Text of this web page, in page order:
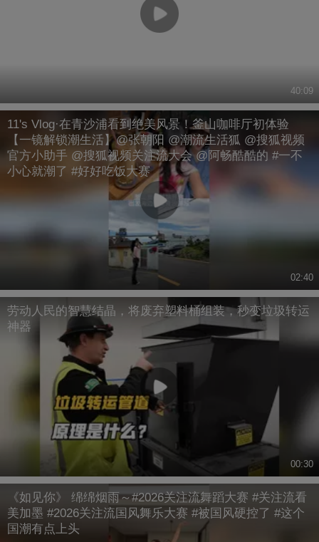
40:09
11's Vlog·在青沙浦看到绝美风景！釜山咖啡厅初体验
【一镜解锁潮生活】@张朝阳 @潮流生活狐 @搜狐视频
官方小助手 @搜狐视频关注流大会 @阿畅酷酷的 #一不
小心就潮了 #好好吃饭大赛
02:40
劳动人民的智慧结晶，将废弃塑料桶组装，秒变垃圾转运
神器
00:30
《如见你》 绵绵烟雨～#2026关注流舞蹈大赛 #关注流看
美加墨 #2026关注流国风舞乐大赛 #被国风硬控了 #这个
国潮有点上头